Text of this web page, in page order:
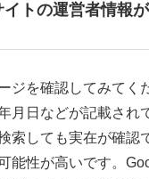
トの運営者情報
ジを確認してみてく
月日などが記載され
索しても実在が確認
能性が高いです。